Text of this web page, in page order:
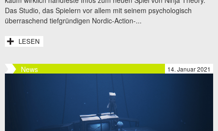
Das Studio, das Spielern vor allem mit seinem psychologisch
überraschend tiefgründigen Nordic-Action-...
LESEN
News 14. Januar 2021